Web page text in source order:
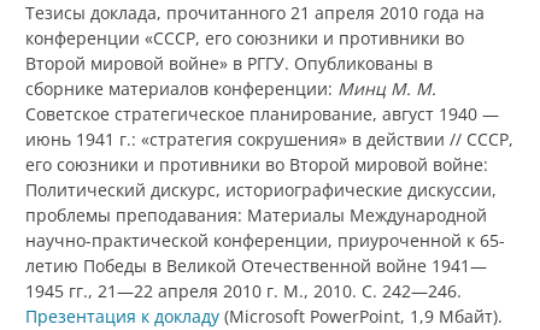
Тезисы доклада, прочитанного 21 апреля 2010 года на
конференции «СССР, его союзники и противники во
Второй мировой войне» в РГГУ. Опубликованы в
сборнике материалов конференции: Минц М. М.
Советское стратегическое планирование, август 1940 —
июнь 1941 г.: «стратегия сокрушения» в действии // СССР,
его союзники и противники во Второй мировой войне:
Политический дискурс, историографические дискуссии,
проблемы преподавания: Материалы Международной
научно-практической конференции, приуроченной к 65-
летию Победы в Великой Отечественной войне 1941—
1945 гг., 21—22 апреля 2010 г. М., 2010. С. 242—246.
Презентация к докладу (Microsoft PowerPoint, 1,9 Мбайт).